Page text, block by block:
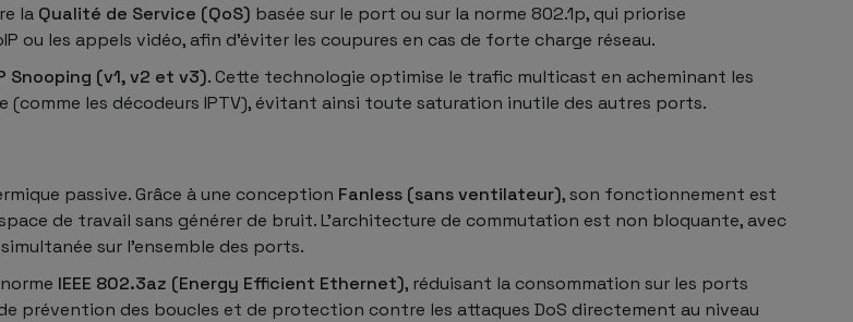
la Qualité de Service (QoS) basée sur le port ou sur la norme 802.1p, qui priorise
ou les appels vidéo, afin d’éviter les coupures en cas de forte charge réseau.
Snooping (v1, v2 et v3). Cette technologie optimise le trafic multicast en acheminant les
les décodeurs IPTV), évitant ainsi toute saturation inutile des autres ports.
passive. Grâce à une conception Fanless (sans ventilateur), son fonctionnement est
de travail sans générer de bruit. L’architecture de commutation est non bloquante, avec
sur l’ensemble des ports.
IEEE 802.3az (Energy Efficient Ethernet), réduisant la consommation sur les ports
prévention des boucles et de protection contre les attaques DoS directement au niveau